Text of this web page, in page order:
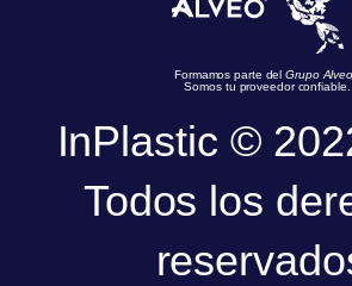
Formamos parte delGrupo Alveo
Somos tu proveedor confiable.
InPlastic ©
Todos los